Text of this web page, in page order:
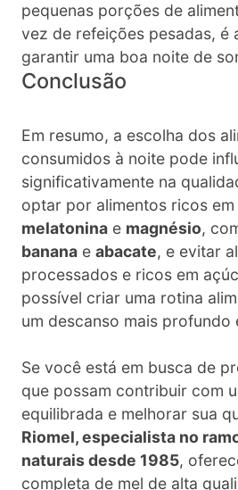
pequenas porções de
vez de refeições pesadas, é
garantir uma boa noite de
Conclusão
Em resumo, a escolha dos
consumidos à noite pode
significativamente na
optar por alimentos ricos em
melatonina e magnésio,
banana e abacate, e evitar
processados e ricos em
possível criar uma rotina
um descanso mais profundo
Se você está em busca de
que possam contribuir com
equilibrada e melhorar sua
Riomel, especialista no
naturais desde 1985,
completa de mel de alta